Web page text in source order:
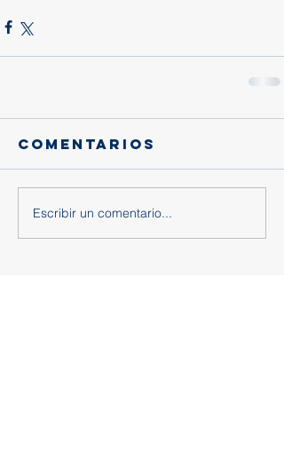
Comentarios
Escribir un comentario...